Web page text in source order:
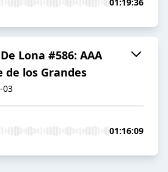
Lona #586: AAA
de los Grandes
03
01:16:09